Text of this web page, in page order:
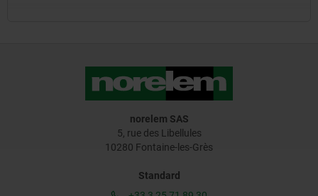
norelem SAS
5, rue des Libellules
10280 Fontaine-les-Grès
Standard